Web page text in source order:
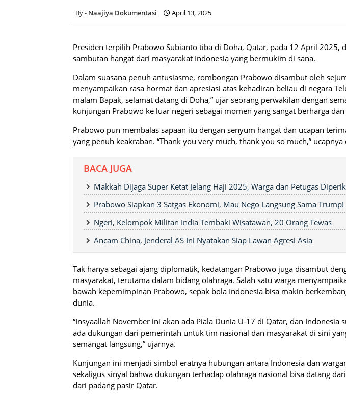
Naajiya Dokumentasi April 13, 2025
Presiden terpilih Prabowo Subianto tiba di Doha, Qatar, pada 12 April 2025,
sambutan hangat dari masyarakat Indonesia yang bermukim di sana.
Dalam suasana penuh antusiasme, rombongan Prabowo disambut oleh
menyampaikan rasa hormat dan apresiasi atas kehadiran beliau di negara
malam Bapak, selamat datang di Doha,” ujar seorang perwakilan dengan
kunjungan Prabowo ke luar negeri sebagai momen yang sangat berharga
Prabowo pun membalas sapaan itu dengan senyum hangat dan ucapan
yang penuh keakraban. “Thank you very much, thank you so much,” ucapnya
BACA JUGA
Makkah Dijaga Super Ketat Jelang Haji 2025, Warga dan Petugas
Prabowo Siapkan 3 Satgas Ekonomi, Mau Nego Langsung Sama Trump!
Ngeri, Kelompok Militan India Tembaki Wisatawan, 20 Orang Tewas
Ancam China, Jenderal AS Ini Nyatakan Siap Lawan Agresi Asia
Tak hanya sebagai ajang diplomatik, kedatangan Prabowo juga disambut
masyarakat, terutama dalam bidang olahraga. Salah satu warga
bawah kepemimpinan Prabowo, sepak bola Indonesia bisa makin
dunia.
“Insyaallah November ini akan ada Piala Dunia U-17 di Qatar, dan Indonesia
ada dukungan dari pemerintah untuk tim nasional dan masyarakat di sini
semangat langsung,” ujarnya.
Kunjungan ini menjadi simbol eratnya hubungan antara Indonesia dan
sekaligus sinyal bahwa dukungan terhadap olahraga nasional bisa datang
dari padang pasir Qatar.